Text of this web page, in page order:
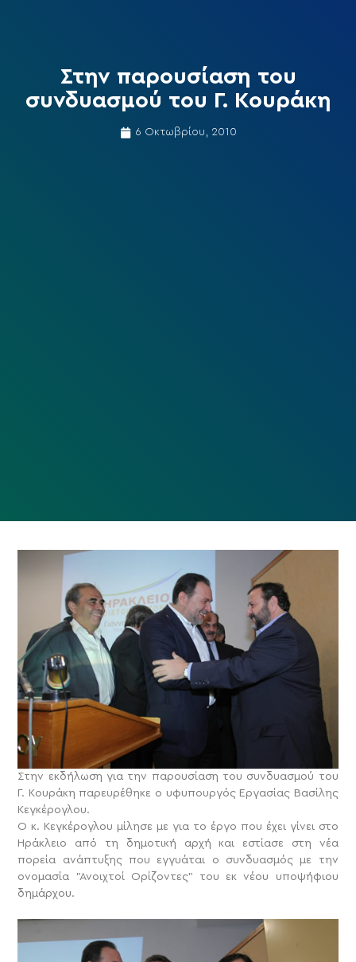
Στην παρουσίαση του
συνδυασμού του Γ. Κουράκη
6 Οκτωβρίου, 2010
Στην εκδήλωση για την παρουσίαση του συνδυασμού του
Γ. Κουράκη παρευρέθηκε ο υφυπουργός Εργασίας Βασίλης
Κεγκέρογλου.
Ο κ. Κεγκέρογλου μίλησε με για το έργο που έχει γίνει στο
Ηράκλειο από τη δημοτική αρχή και εστίασε στη νέα
πορεία ανάπτυξης που εγγυάται ο συνδυασμός με την
ονομασία "Ανοιχτοί Ορίζοντες" του εκ νέου υποψήφιου
δημάρχου.